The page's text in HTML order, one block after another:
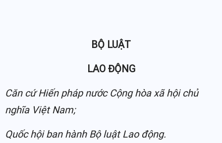
BỘ LUẬT
LAO ĐỘNG
Căn cứ Hiến pháp nước Cộng hòa xã hội chủ
nghĩa Việt Nam;
Quốc hội ban hành Bộ luật Lao động.